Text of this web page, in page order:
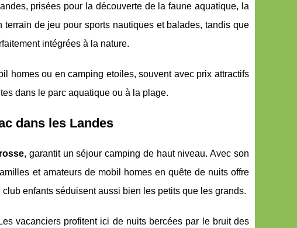
prisées pour la découverte de la faune aquatique, la
terrain de jeu pour sports nautiques et balades, tandis que
intégrées à la nature.
homes ou en camping etoiles, souvent avec prix attractifs
dans le parc aquatique ou à la plage.
dans les Landes
, garantit un séjour camping de haut niveau. Avec son
et amateurs de mobil homes en quête de nuits offre
enfants séduisent aussi bien les petits que les grands.
vacanciers profitent ici de nuits bercées par le bruit des